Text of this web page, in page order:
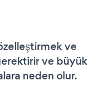
ve
ve büyük
neden olur.